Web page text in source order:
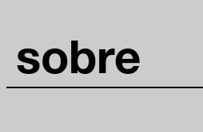
sobre